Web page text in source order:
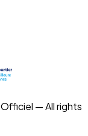
— All rights